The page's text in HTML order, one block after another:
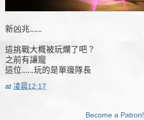
新凶兆‥‥‥
這挑戰大概被玩爛了吧？
之前有讓寵
這位‥‥‥玩的是單邊隊長
at 凌晨12:17
Become a Patron!